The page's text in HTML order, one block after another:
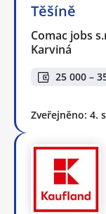
Těšíně
Comac jobs
Karviná
25 000 –
Zveřejněno: 4.